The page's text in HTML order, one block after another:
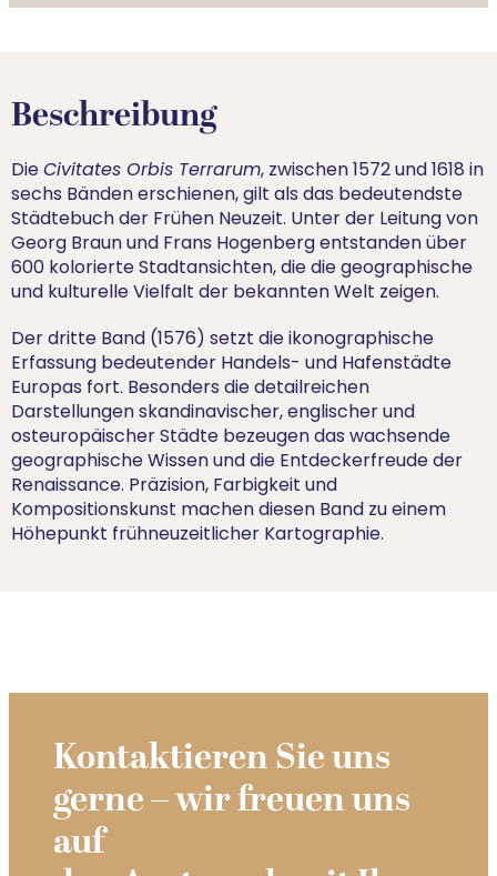
Beschreibung
DieCivitates Orbis Terrarum, zwischen 1572 und 1618 in
sechs Bänden erschienen, gilt als das bedeutendste
Städtebuch der Frühen Neuzeit. Unter der Leitung von
Georg Braun und Frans Hogenberg entstanden über
600 kolorierte Stadtansichten, die die geographische
und kulturelle Vielfalt der bekannten Welt zeigen.
Der dritte Band (1576) setzt die ikonographische
Erfassung bedeutender Handels- und Hafenstädte
Europas fort. Besonders die detailreichen
Darstellungen skandinavischer, englischer und
osteuropäischer Städte bezeugen das wachsende
geographische Wissen und die Entdeckerfreude der
Renaissance. Präzision, Farbigkeit und
Kompositionskunst machen diesen Band zu einem
Höhepunkt frühneuzeitlicher Kartographie.
Kontaktieren Sie uns
gerne – wir freuen uns
auf